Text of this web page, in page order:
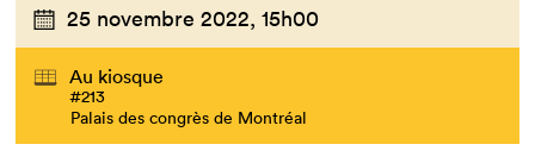
25 novembre 2022, 15h00
Au kiosque
#213
Palais des congrès de Montréal